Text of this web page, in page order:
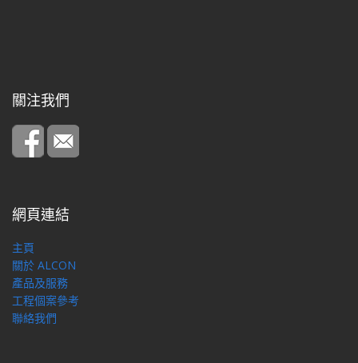
關注我們
網頁連結
主頁
關於 ALCON
產品及服務
工程個案參考
聯絡我們